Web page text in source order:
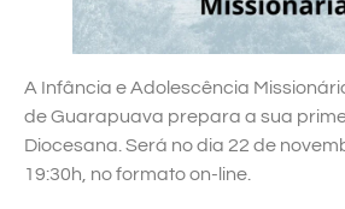
A Infância e Adolescência
de Guarapuava prepara a sua
Diocesana. Será no dia 22 de
19:30h, no formato on-line.